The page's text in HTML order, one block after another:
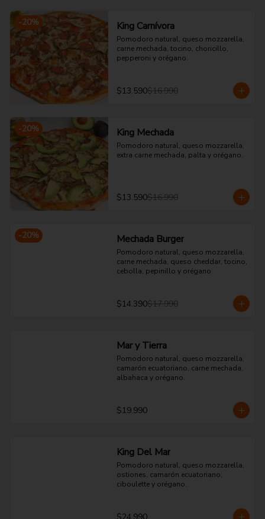
-20% King Carnívora
Pomodoro natural, queso mozzarella,
carne mechada, tocino, choricillo,
pepperoni y orégano.
$13.590$16.990
-20% King Mechada
Pomodoro natural, queso mozzarella,
extra carne mechada, palta y orégano.
$13.590$16.990
-20% Mechada Burger
Pomodoro natural, queso mozzarella,
carne mechada, queso cheddar, tocino,
cebolla, pepinillo y orégano.
$14.390$17.990
Mar y Tierra
Pomodoro natural, queso mozzarella,
camarón ecuatoriano, carne mechada,
albahaca y orégano.
$19.990
King Del Mar
Pomodoro natural, queso mozzarella,
ostiones, camarón ecuatoriano,
ciboulette y orégano.